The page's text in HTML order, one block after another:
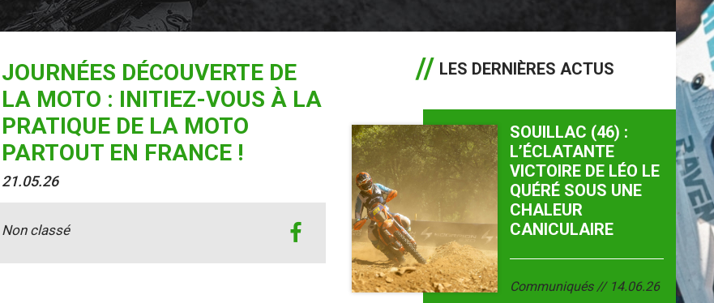
JOURNÉES DÉCOUVERTE DE
LA MOTO : INITIEZ-VOUS À LA
PRATIQUE DE LA MOTO
PARTOUT EN FRANCE !
21.05.26
Non classé
LES DERNIÈRES ACTUS
SOUILLAC (46) :
L’ÉCLATANTE
VICTOIRE DE LÉO LE
QUÉRÉ SOUS UNE
CHALEUR
CANICULAIRE
Communiqués 14.06.26